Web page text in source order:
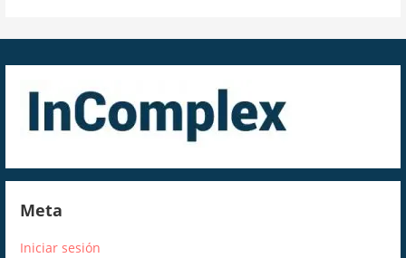
Meta
Iniciar sesión